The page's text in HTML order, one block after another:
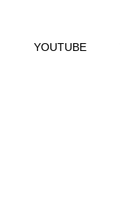
YOUTUBE